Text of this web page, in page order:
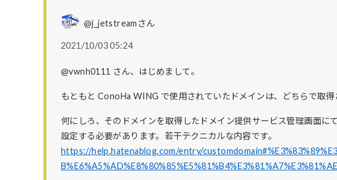
@j_jetstreamさん
2021/10/03 05:24
@vwnh0111 さん、はじめまして。
もともと ConoHa WING で使用されていたドメインは、どちらで取得
何にしろ、そのドメインを取得したドメイン提供サービス管理画面に
設定する必要があります。若干テクニカルな内容です。
https://help.hatenablog.com/entry/